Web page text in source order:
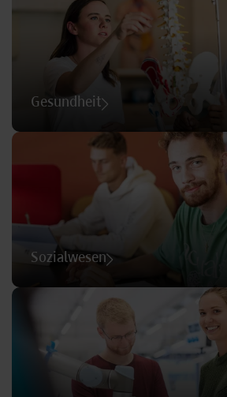
Gesundheit
Sozialwesen